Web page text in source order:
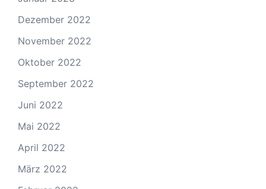
Dezember 2022
November 2022
Oktober 2022
September 2022
Juni 2022
Mai 2022
April 2022
März 2022